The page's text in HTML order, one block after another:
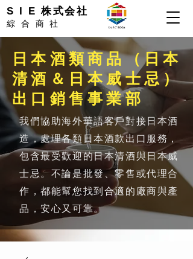
S I E 株式会社
綜合商社
日本酒類商品（日本
清酒＆日本威士忌）
出口銷售事業部
我們協助海外華語客戶對接日本酒
造，處理各類日本酒款出口服務，
包含最受歡迎的日本清酒與日本威
士忌。不論是批發、零售或代理合
作，都能幫您找到合適的廠商與產
品，安心又可靠。